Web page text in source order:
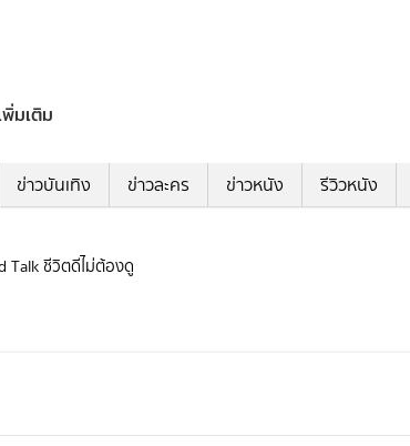
พิ่มเติม
ข่าวบันเทิง ข่าวละคร ข่าวหนัง รีวิวหนัง
Talk ชีวิตดีไม่ต้องดู